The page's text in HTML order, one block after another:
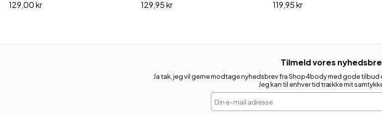
129,00 kr 129,95 kr 119,95 kr
Tilmeld vores
Ja tak, jeg vil gerne modtage nyhedsbrev fra Shop4body med gode
Jeg kan til enhver tid trække mit
Din e-mail adresse